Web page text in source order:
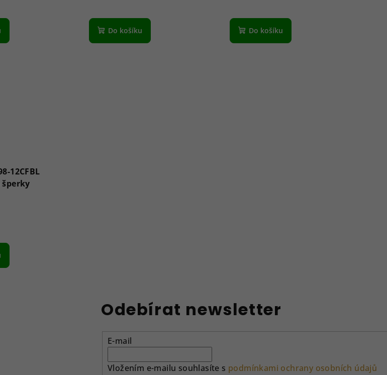
Do košíku Do košíku
12CFBL
Odebírat newsletter
E-mail
Vložením e-mailu souhlasíte s podmínkami ochrany osobních údajů